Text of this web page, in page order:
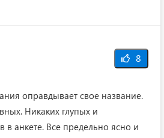
8
оправдывает свое название.
Никаких глупых и
в анкете. Все предельно ясно и